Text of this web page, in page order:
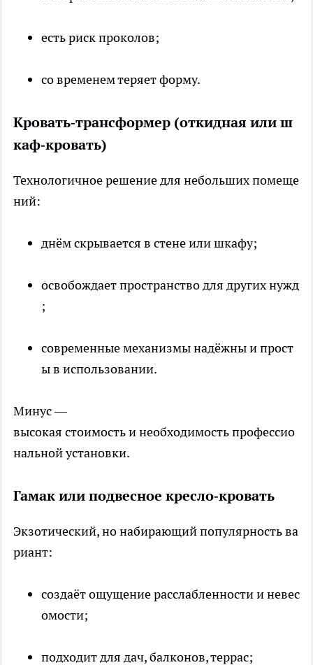
есть риск проколов;
со временем теряет форму.
Кровать‑трансформер (откидная или ш
каф‑кровать)
Технологичное решение для небольших помеще
ний:
днём скрывается в стене или шкафу;
освобождает пространство для других нужд
;
современные механизмы надёжны и прост
ы в использовании.
Минус —
высокая стоимость и необходимость профессио
нальной установки.
Гамак или подвесное кресло‑кровать
Экзотический, но набирающий популярность ва
риант:
создаёт ощущение расслабленности и невес
омости;
подходит для дач, балконов, террас;